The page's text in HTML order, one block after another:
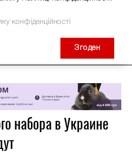
набора в Украине
конфіденційності
Згоден